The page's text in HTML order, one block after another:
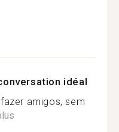
idéal
amigos, sem